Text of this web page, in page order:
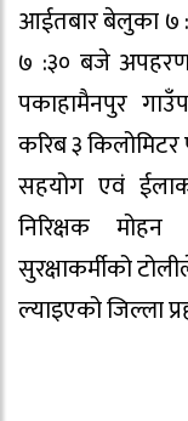
आईतबार बेलुका ७
७ :३० बजे
पकाहामैनपुर
करिब ३ किलोमिटर
सहयोग एवं
निरिक्षक
सुरक्षाकर्मीको
ल्याइएको जिल्ला